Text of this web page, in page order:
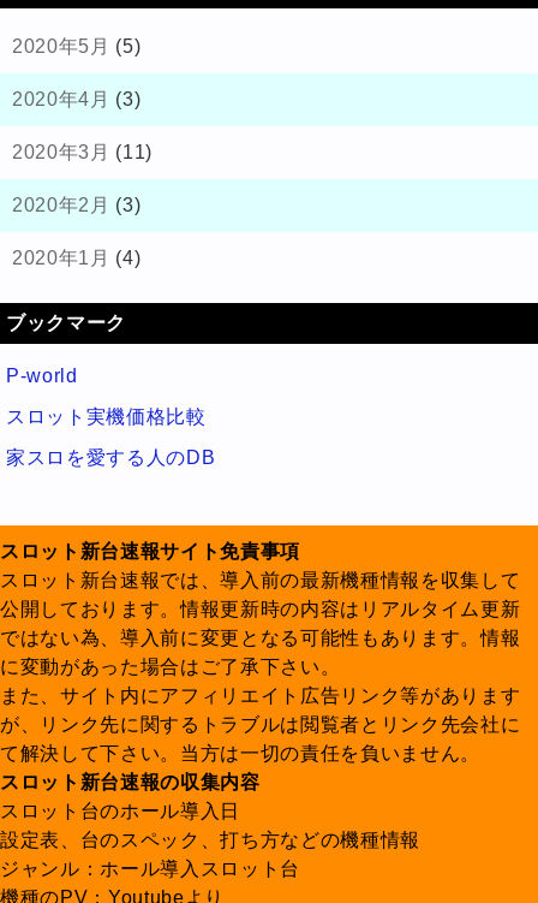
2020年5月 (5)
2020年4月 (3)
2020年3月 (11)
2020年2月 (3)
2020年1月 (4)
ブックマーク
P-world
スロット実機価格比較
家スロを愛する人のDB
スロット新台速報サイト免責事項
スロット新台速報では、導入前の最新機種情報を収集して
公開しております。情報更新時の内容はリアルタイム更新
ではない為、導入前に変更となる可能性もあります。情報
に変動があった場合はご了承下さい。
また、サイト内にアフィリエイト広告リンク等があります
が、リンク先に関するトラブルは閲覧者とリンク先会社に
て解決して下さい。当方は一切の責任を負いません。
スロット新台速報の収集内容
スロット台のホール導入日
設定表、台のスペック、打ち方などの機種情報
ジャンル：ホール導入スロット台
機種のPV：Youtubeより